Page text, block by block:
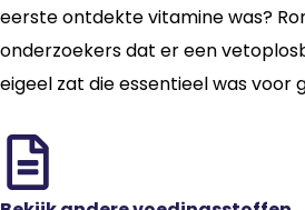
eerste ontdekte vitamine was?
onderzoekers dat er een
eigeel zat die essentieel was voor